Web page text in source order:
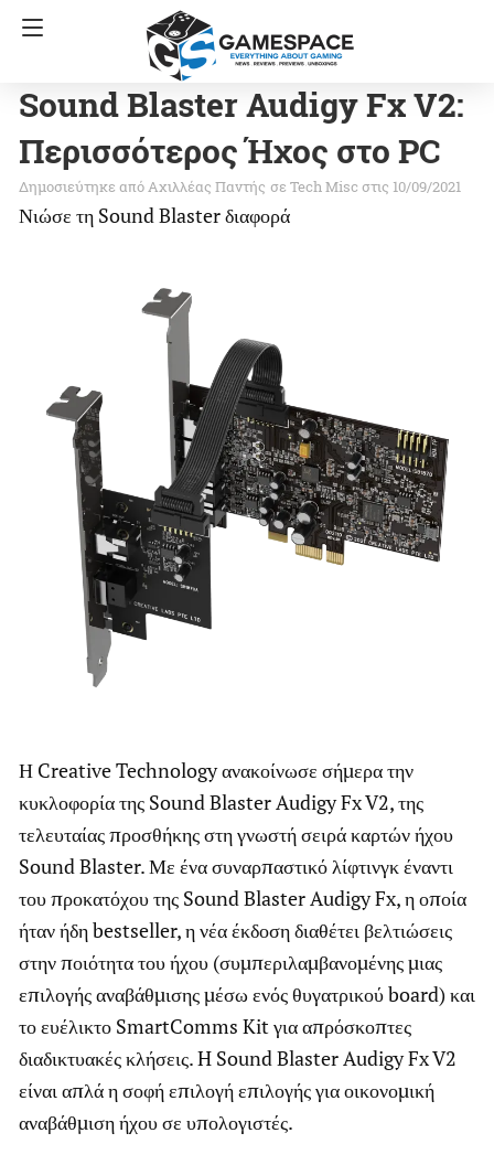
Sound Blaster Audigy Fx V2:
Περισσότερος Ήχος στο PC
Αχιλλέας Παντής σε Tech Misc στις 10/09/2021
Νιώσε τη Sound Blaster διαφορά
Η Creative Technology ανακοίνωσε σήμερα την
κυκλοφορία της Sound Blaster Audigy Fx V2, της
τελευταίας προσθήκης στη γνωστή σειρά καρτών ήχου
Sound Blaster. Με ένα συναρπαστικό λίφτινγκ έναντι
του προκατόχου της Sound Blaster Audigy Fx, η οποία
ήταν ήδη bestseller, η νέα έκδοση διαθέτει βελτιώσεις
στην ποιότητα του ήχου (συμπεριλαμβανομένης μιας
επιλογής αναβάθμισης μέσω ενός θυγατρικού board) και
το ευέλικτο SmartComms Kit για απρόσκοπτες
διαδικτυακές κλήσεις. H Sound Blaster Audigy Fx V2
είναι απλά η σοφή επιλογή επιλογής για οικονομική
αναβάθμιση ήχου σε υπολογιστές.